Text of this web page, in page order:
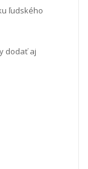
ľudského
dodať aj